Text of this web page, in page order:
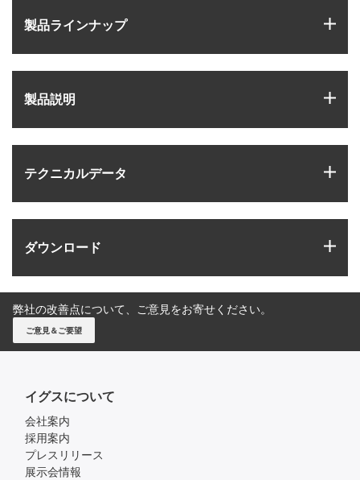
製品ラインナップ
製品説明
テクニカルデータ
ダウンロード
弊社の改善点について、ご意見をお寄せください。
ご意見＆ご要望
イグスについて
会社案内
採用案内
プレスリリース
展示会情報